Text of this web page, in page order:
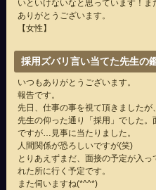
いといけないなと思っています！
ありがとうございます。
【女性】
採用ズバリ言い当てた先生の
いつもありがとうございます。
報告です。
先日、仕事の事を視て頂きましたが
先生の仰った通り「採用」でした
ですが…見事に当たりました。
人間関係が恐ろしいですが(笑)
とりあえずまだ、面接の予定が入
れた所に行く予定です。
また伺いますね(*^^*)